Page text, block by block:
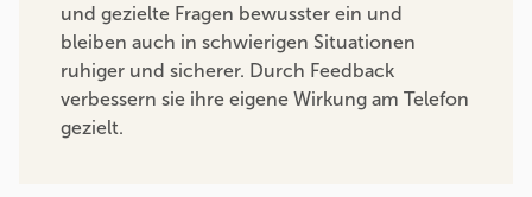
und gezielte Fragen bewusster ein und
bleiben auch in schwierigen Situationen
ruhiger und sicherer. Durch Feedback
verbessern sie ihre eigene Wirkung am Telefon
gezielt.